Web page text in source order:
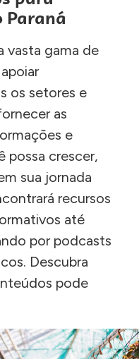
Paraná
vasta gama de
os setores e
as
e
possa crescer,
sua jornada
recursos
até
por podcasts
Descubra
pode